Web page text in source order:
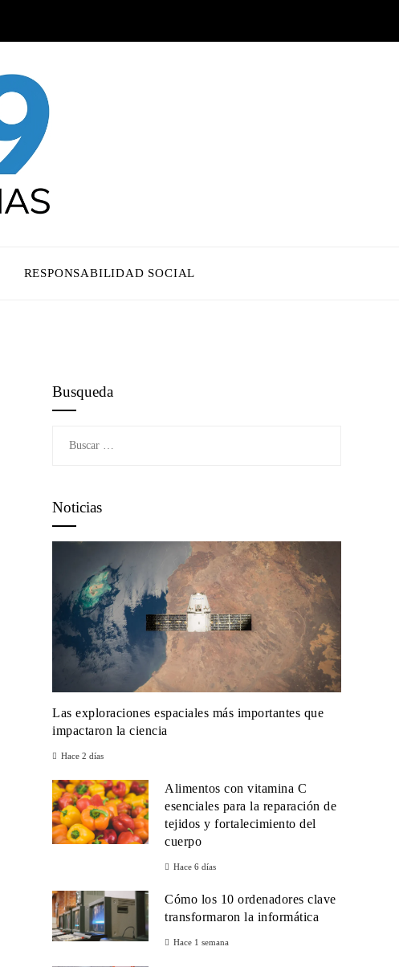
RESPONSABILIDAD SOCIAL
Busqueda
Noticias
Las exploraciones espaciales más importantes que
impactaron la ciencia
Hace 2 días
Alimentos con vitamina C
esenciales para la reparación de
tejidos y fortalecimiento del
cuerpo
Hace 6 días
Cómo los 10 ordenadores clave
transformaron la informática
Hace 1 semana